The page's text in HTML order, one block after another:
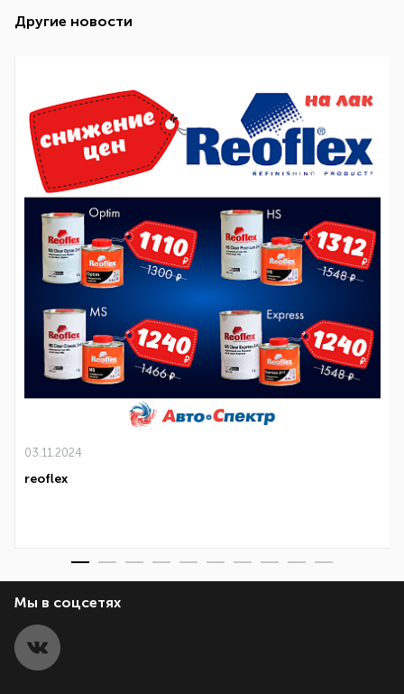
Другие новости
03.11.2024
reoflex
Мы в соцсетях